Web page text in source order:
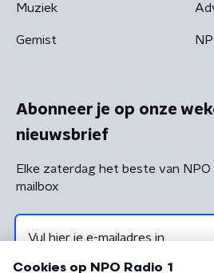
Muziek
Gemist
Abonneer je op onze
nieuwsbrief
Elke zaterdag het beste van NPO
mailbox